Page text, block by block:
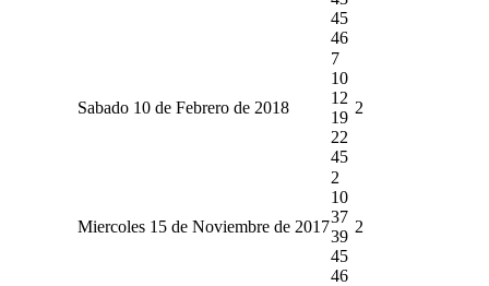
45
46
Sabado 10 de Febrero de 2018
7
10
12
19
22
45
2
Miercoles 15 de Noviembre de 2017
2
10
37
39
45
46
2